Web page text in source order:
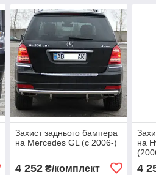
Захист заднього бампера
на Mercedes GL (c 2006-)
4 252₴/комплект
на
4